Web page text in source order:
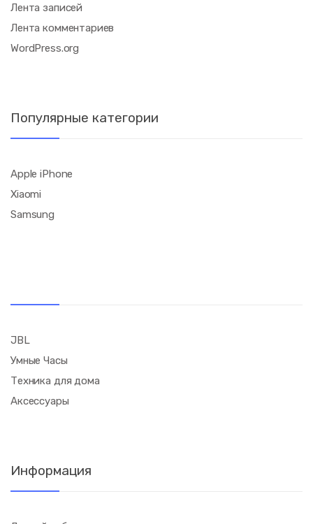
Лента записей
Лента комментариев
WordPress.org
Популярные категории
Apple iPhone
Xiaomi
Samsung
JBL
Умные Часы
Техника для дома
Аксессуары
Информация